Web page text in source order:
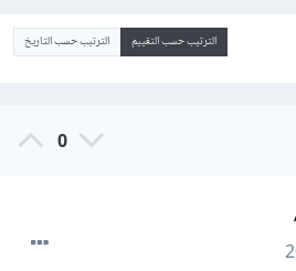
الترتيب حسب التقييم الترتيب حسب التاريخ
0